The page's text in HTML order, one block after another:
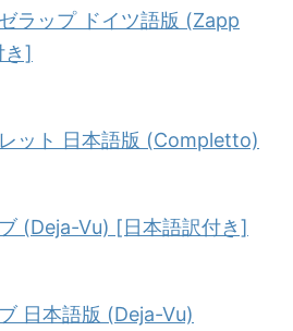
ラップ ドイツ語版 (Zapp
]
ット 日本語版 (Completto)
(Deja-Vu) [日本語訳付き]
日本語版 (Deja-Vu)